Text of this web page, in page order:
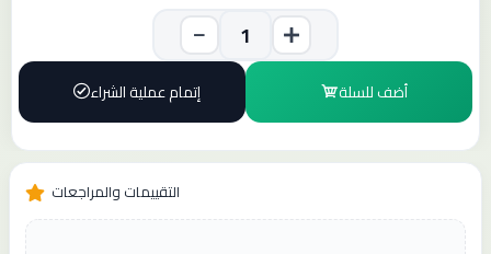
أضف للسلة إتمام عملية الشراء
التقييمات والمراجعات